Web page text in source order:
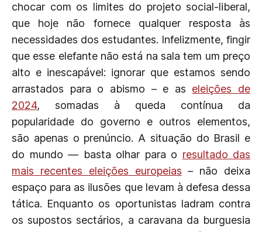
chocar com os limites do projeto social-liberal,
que hoje não fornece qualquer resposta às
necessidades dos estudantes. Infelizmente, fingir
que esse elefante não está na sala tem um preço
alto e inescapável: ignorar que estamos sendo
arrastados para o abismo – e as eleições de
2024, somadas à queda contínua da
popularidade do governo e outros elementos,
são apenas o prenúncio. A situação do Brasil e
do mundo — basta olhar para o resultado das
mais recentes eleições europeias – não deixa
espaço para as ilusões que levam à defesa dessa
tática. Enquanto os oportunistas ladram contra
os supostos sectários, a caravana da burguesia